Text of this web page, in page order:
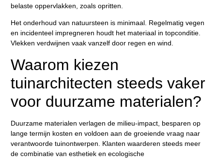
belaste oppervlakken, zoals opritten.
Het onderhoud van natuursteen is minimaal. Regelmatig vegen
en incidenteel impregneren houdt het materiaal in topconditie.
Vlekken verdwijnen vaak vanzelf door regen en wind.
Waarom kiezen
tuinarchitecten steeds vaker
voor duurzame materialen?
Duurzame materialen verlagen de milieu-impact, besparen op
lange termijn kosten en voldoen aan de groeiende vraag naar
verantwoorde tuinontwerpen . Klanten waarderen steeds meer
de combinatie van esthetiek en ecologische